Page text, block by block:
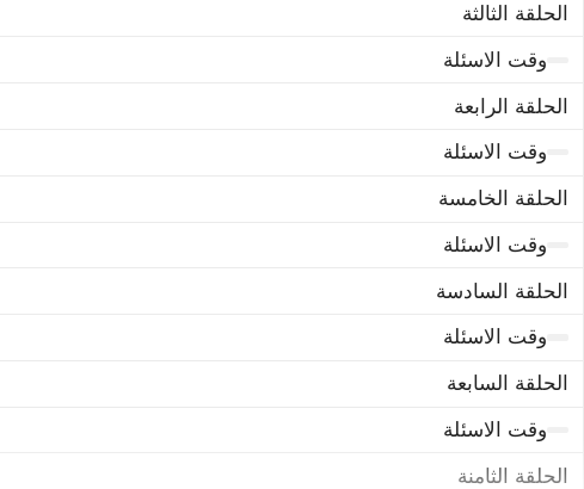
الحلقة الثالثة
وقت الاسئلة
الحلقة الرابعة
وقت الاسئلة
الحلقة الخامسة
وقت الاسئلة
الحلقة السادسة
وقت الاسئلة
الحلقة السابعة
وقت الاسئلة
الحلقة الثامنة